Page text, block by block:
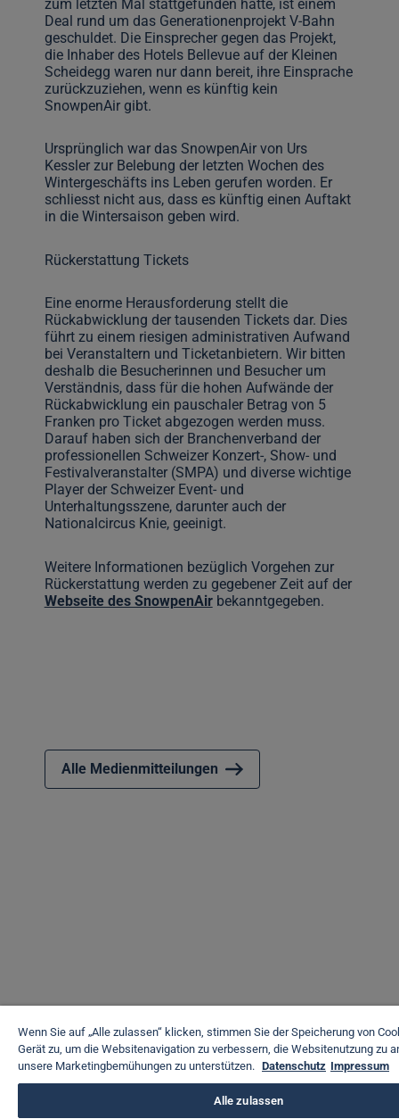
zum letzten Mal stattgefunden hätte, ist einem
Deal rund um das Generationenprojekt V-Bahn
geschuldet. Die Einsprecher gegen das Projekt,
die Inhaber des Hotels Bellevue auf der Kleinen
Scheidegg waren nur dann bereit, ihre Einsprache
zurückzuziehen, wenn es künftig kein
SnowpenAir gibt.
Ursprünglich war das SnowpenAir von Urs
Kessler zur Belebung der letzten Wochen des
Wintergeschäfts ins Leben gerufen worden. Er
schliesst nicht aus, dass es künftig einen Auftakt
in die Wintersaison geben wird.
Rückerstattung Tickets
Eine enorme Herausforderung stellt die
Rückabwicklung der tausenden Tickets dar. Dies
führt zu einem riesigen administrativen Aufwand
bei Veranstaltern und Ticketanbietern. Wir bitten
deshalb die Besucherinnen und Besucher um
Verständnis, dass für die hohen Aufwände der
Rückabwicklung ein pauschaler Betrag von 5
Franken pro Ticket abgezogen werden muss.
Darauf haben sich der Branchenverband der
professionellen Schweizer Konzert-, Show- und
Festivalveranstalter (SMPA) und diverse wichtige
Player der Schweizer Event- und
Unterhaltungsszene, darunter auch der
Nationalcircus Knie, geeinigt.
Weitere Informationen bezüglich Vorgehen zur
Rückerstattung werden zu gegebener Zeit auf der
Webseite des SnowpenAirbekanntgegeben.
Alle Medienmitteilungen
Wenn Sie auf „Alle zulassen“ klicken, stimmen Sie der Speicherung von
Gerät zu, um die Websitenavigation zu verbessern, die Websitenutzung zu
unsere Marketingbemühungen zu unterstützen. Datenschutz Impressum
Alle zulassen